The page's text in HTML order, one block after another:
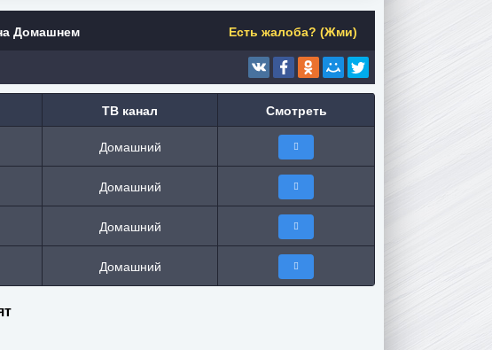
Домашнем Есть жалоба? (Жми)
ТВ канал Смотреть
Домашний
Домашний
Домашний
Домашний